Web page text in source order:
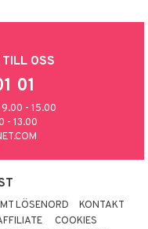
OSS
01
9.00 - 15.00
- 13.00
LÖSENORD
KONTAKT
COOKIES